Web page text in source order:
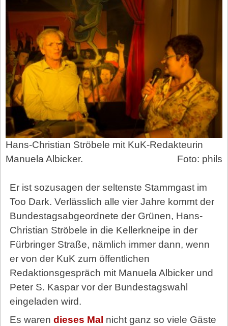
Hans-Christian Ströbele mit KuK-Redakteurin
Manuela Albicker.
Foto: phils
Er ist sozusagen der seltenste Stammgast im
Too Dark. Verlässlich alle vier Jahre kommt der
Bundestagsabgeordnete der Grünen, Hans-
Christian Ströbele in die Kellerkneipe in der
Fürbringer Straße, nämlich immer dann, wenn
er von der KuK zum öffentlichen
Redaktionsgespräch mit Manuela Albicker und
Peter S. Kaspar vor der Bundestagswahl
eingeladen wird.
Es waren dieses Mal nicht ganz so viele Gäste